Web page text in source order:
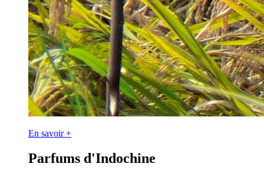
En savoir +
Parfums d'Indochine